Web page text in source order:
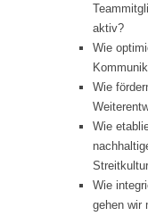
aktiv?
Wie
Wie
Wie
Wie
gehen wir